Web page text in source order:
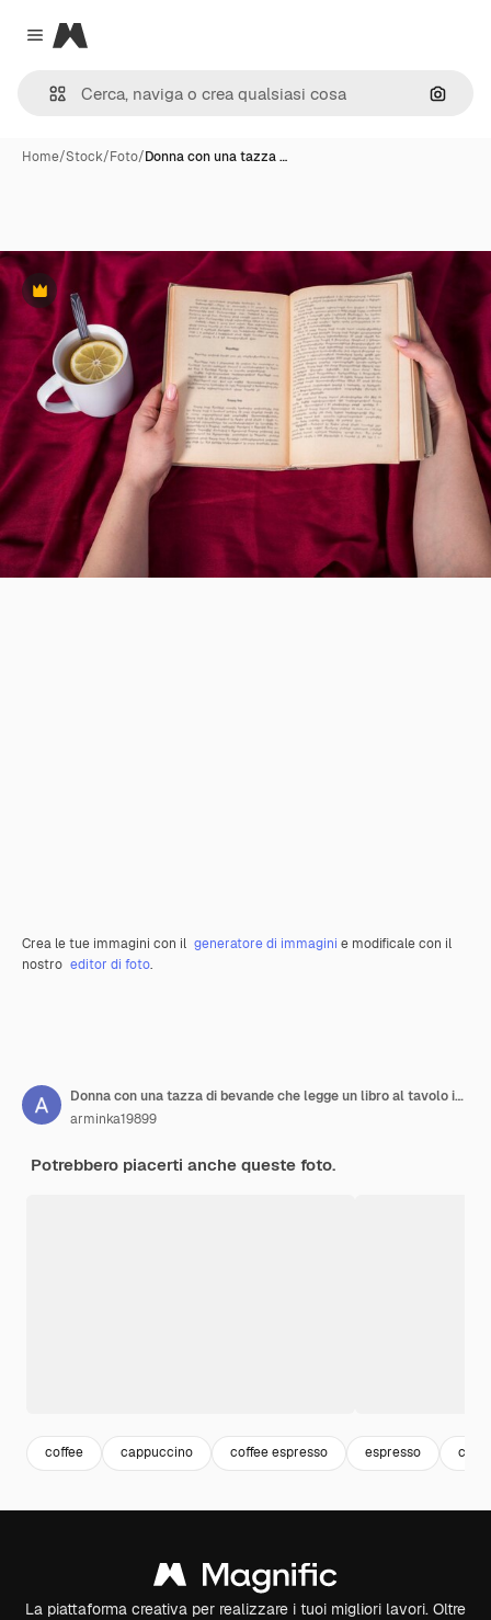
Close menu
Magnific
Cerca
Home/Stock/Foto/Donna con una tazza …
Premium
Crea le tue immagini con il generatore di immagini e modificale con il
nostro editor di foto.
Donna con una tazza di bevande che legge un libro al tavolo in primo piano
arminka19899
Potrebbero piacerti anche queste foto.
coffee cappuccino coffee espresso espresso caffe
La piattaforma creativa per realizzare i tuoi migliori lavori. Oltre